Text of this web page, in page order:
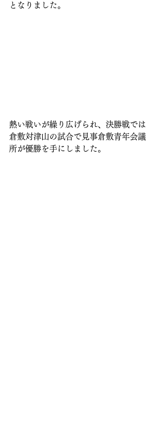
となりました。
熱い戦いが繰り広げられ、決勝戦では
倉敷対津山の試合で見事倉敷青年会議
所が優勝を手にしました。